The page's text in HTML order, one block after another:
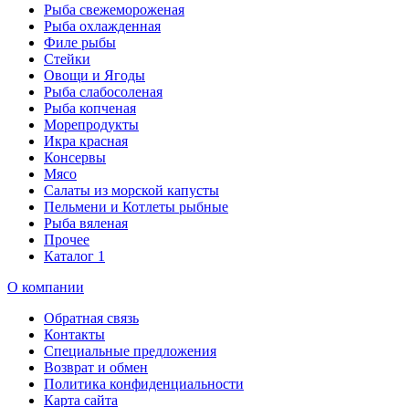
Рыба свежемороженая
Рыба охлажденная
Филе рыбы
Стейки
Овощи и Ягоды
Рыба слабосоленая
Рыба копченая
Морепродукты
Икра красная
Консервы
Мясо
Салаты из морской капусты
Пельмени и Котлеты рыбные
Рыба вяленая
Прочее
Каталог 1
О компании
Обратная связь
Контакты
Специальные предложения
Возврат и обмен
Политика конфиденциальности
Карта сайта